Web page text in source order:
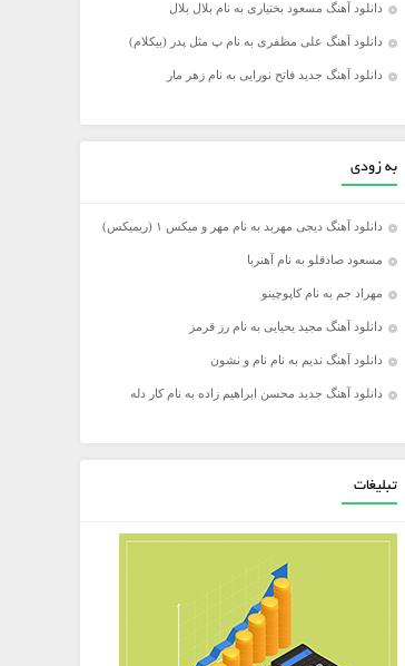
دانلود آهنگ مسعود بختیاری به نام بلال بلال
دانلود آهنگ علی مظفری به نام پ مثل پدر (بیکلام)
دانلود آهنگ جدید فاتح نورایی به نام زهر مار
به زودی
دانلود آهنگ دیجی مهربد به نام مهر و میکس ۱ (ریمیکس)
مسعود صادقلو به نام آهنربا
مهراد جم به نام کاپوچینو
دانلود آهنگ مجید یحیایی به نام رز قرمز
دانلود آهنگ ندیم به نام نام و نشون
دانلود آهنگ جدید محسن ابراهیم زاده به نام کار دله
تبلیغات